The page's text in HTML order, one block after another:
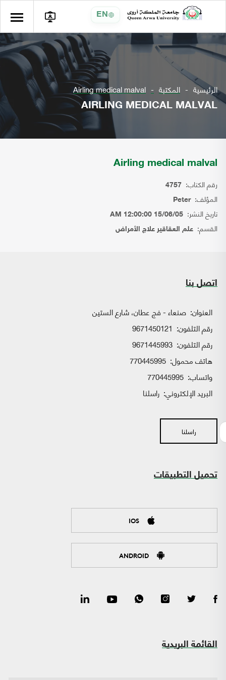
EN
الرئيسية المكتبة Airling medical malval
AIRLING MEDICAL MALVAL
Airling medical malval
رقم الكتاب: 4757
المؤلف:Peter
تاريخ النشر: 15/06/05 12:00:00 AM
القسم: علم العقاقير علاج الأمراض
اتصل بنا
العنوان: صنعاء - فج عطان، شارع الستين
رقم التلفون: 9671450121
رقم التلفون: 9671445993
هاتف محمول: 770445995
واتساب:
البريد الإلكتروني: راسلنا
راسلنا
تحميل التطبيقات
IOS
ANDROID
القائمة البريدية